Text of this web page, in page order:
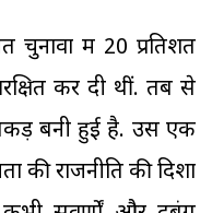
चुनावों में 20 प्रतिशत
कर दी थीं. तब से
बनी हुई है. उस एक
की राजनीति की दिशा